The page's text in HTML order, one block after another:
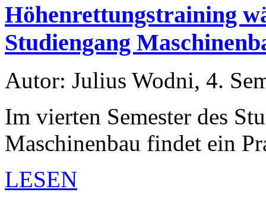
Höhenrettungstraining
Studiengang
Autor: Julius Wodni, 4.
Im vierten Semester des
Maschinenbau findet ein
LESEN